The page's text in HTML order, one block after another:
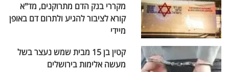
מקררי בנק הדם מתרוקנים, מד"א
קורא לציבור להגיע ולתרום דם באופן
מיידי
קטין בן 15 מבית שמש נעצר בשל
מעשה אלימות בירושלים